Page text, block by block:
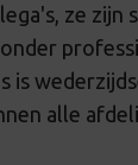
ze zijn
is
alle